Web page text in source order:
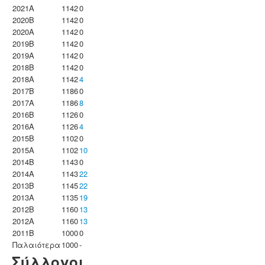
2021A
11420
2020B
11420
2020A
11420
2019B
11420
2019A
11420
2018B
11420
2018A
11424
2017B
11860
2017A
11868
2016B
11260
2016A
11264
2015B
11020
2015A
110210
2014B
11430
2014A
114322
2013B
114522
2013A
113519
2012B
116013
2012A
116013
2011B
10000
Παλαιότερα 1000-